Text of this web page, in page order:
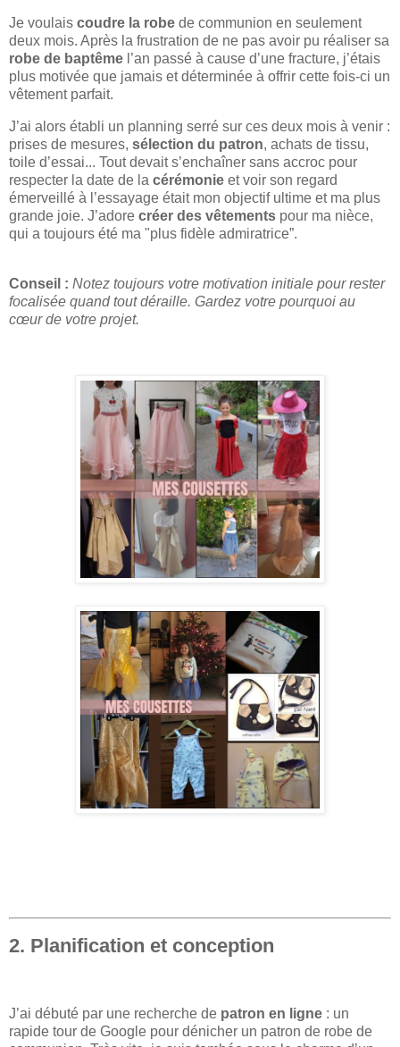
Je voulais coudre la robe de communion en seulement
deux mois. Après la frustration de ne pas avoir pu réaliser sa
robe de baptême l’an passé à cause d’une fracture, j’étais
plus motivée que jamais et déterminée à offrir cette fois-ci un
vêtement parfait.
J’ai alors établi un planning serré sur ces deux mois à venir :
prises de mesures, sélection du patron, achats de tissu,
toile d’essai... Tout devait s’enchaîner sans accroc pour
respecter la date de la cérémonie et voir son regard
émerveillé à l’essayage était mon objectif ultime et ma plus
grande joie. J’adore créer des vêtements pour ma nièce,
qui a toujours été ma "plus fidèle admiratrice”.
Conseil : Notez toujours votre motivation initiale pour rester
focalisée quand tout déraille. Gardez votre pourquoi au
cœur de votre projet.
2. Planification et conception
J’ai débuté par une recherche de patron en ligne : un
rapide tour de Google pour dénicher un patron de robe de